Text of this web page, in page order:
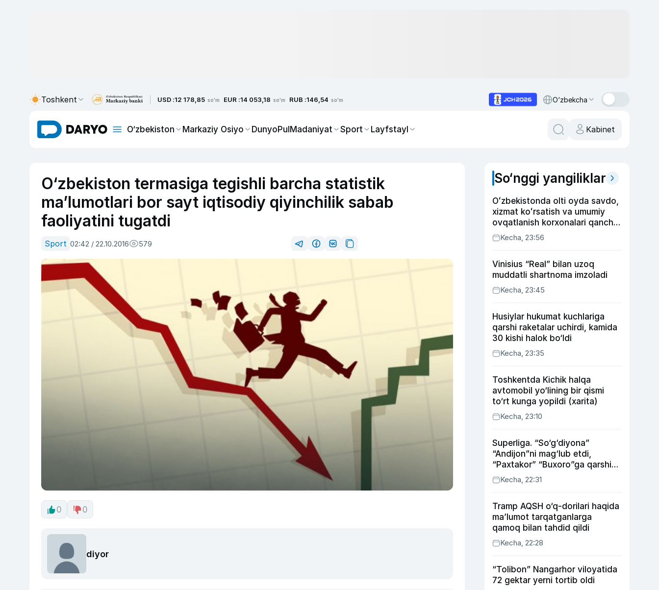
Toshkent USD :12 178,85 so'm EUR :14 053,18 so'm RUB :146,54 so'm O‘zbekcha
O‘zbekiston Markaziy Osiyo DunyoPulMadaniyat Sport Layfstayl Kabinet
O‘zbekiston termasiga tegishli barcha statistik
ma’lumotlari bor sayt iqtisodiy qiyinchilik sabab
faoliyatini tugatdi
Sport 02:42 / 22.10.2016 579
0 0
diyor
So‘nggi yangiliklar
Oʻzbekistonda olti oyda savdo,
xizmat koʻrsatish va umumiy
ovqatlanish korxonalari qancha
soliq toʻlagani ochiqlandi
Kecha, 23:56
Vinisius “Real” bilan uzoq
muddatli shartnoma imzoladi
Kecha, 23:45
Husiylar hukumat kuchlariga
qarshi raketalar uchirdi, kamida
30 kishi halok bo‘ldi
Kecha, 23:35
Toshkentda Kichik halqa
avtomobil yo‘lining bir qismi
to‘rt kunga yopildi (xarita)
Kecha, 23:10
Superliga. “So‘g‘diyona”
“Andijon”ni mag‘lub etdi,
“Paxtakor” “Buxoro”ga qarshi
bahsda g‘alabani qo‘ldan
chiqardi
Kecha, 22:31
Tramp AQSH o‘q-dorilari haqida
ma’lumot tarqatganlarga
qamoq bilan tahdid qildi
Kecha, 22:28
“Tolibon” Nangarhor viloyatida
72 gektar yerni tortib oldi